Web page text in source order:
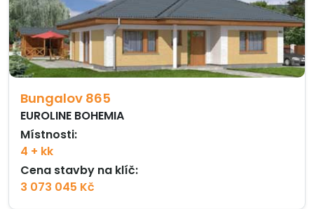
Bungalov 865
EUROLINE BOHEMIA
Místnosti:
4 + kk
Cena stavby na klíč:
3 073 045 Kč